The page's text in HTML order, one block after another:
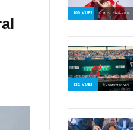
100 VUES © MUSIC IN AFRICA
132 VUES © LUMUMBA VEA